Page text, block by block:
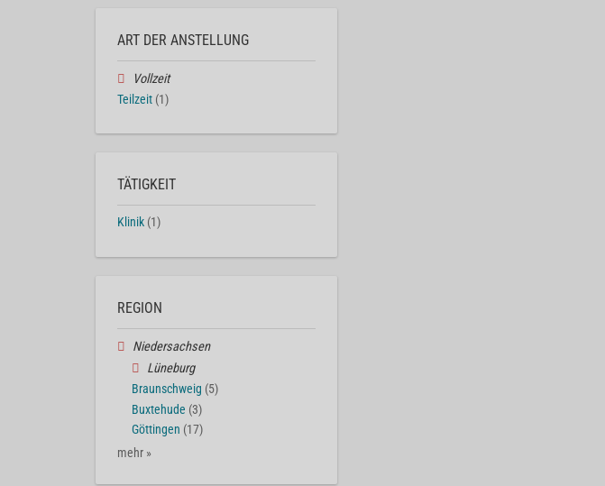
ART DER ANSTELLUNG
Vollzeit
Teilzeit (1)
TÄTIGKEIT
Klinik (1)
REGION
Niedersachsen
Lüneburg
Braunschweig (5)
Buxtehude (3)
Göttingen (17)
mehr »